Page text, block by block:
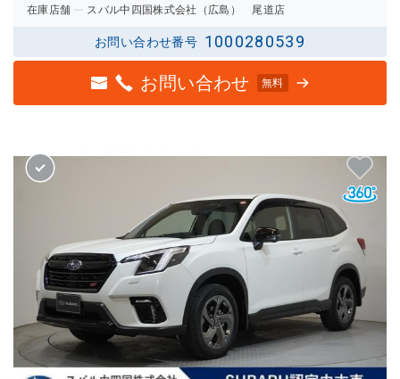
在庫店舗 スバル中四国株式会社（広島） 尾道店
お問い合わせ番号 1000280539
お問い合わせ 無料